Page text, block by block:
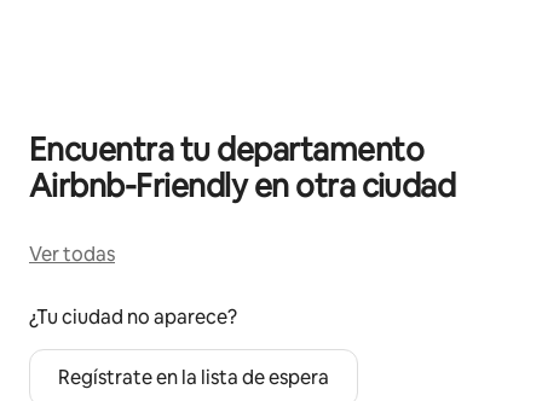
Encuentra tu departamento
Airbnb-Friendly en otra ciudad
Ver todas
¿Tu ciudad no aparece?
Regístrate en la lista de espera